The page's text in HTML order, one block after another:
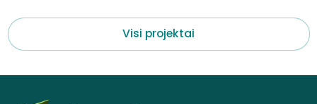
Visi projektai